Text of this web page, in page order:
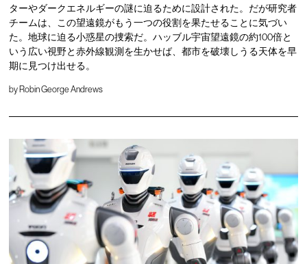
ターやダークエネルギーの謎に迫るために設計された。だが研究者
チームは、この望遠鏡がもう一つの役割を果たせることに気づい
た。地球に迫る小惑星の捜索だ。ハッブル宇宙望遠鏡の約100倍と
いう広い視野と赤外線観測を生かせば、都市を破壊しうる天体を早
期に見つけ出せる。
by Robin George Andrews